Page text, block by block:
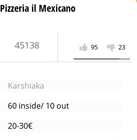
il Mexicano
45138 95 23
Karshiaka
60 inside/ 10 out
20-30€